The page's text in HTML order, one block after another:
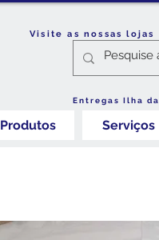
Visite as nossas
Entregas Ilha
Produtos Serviços